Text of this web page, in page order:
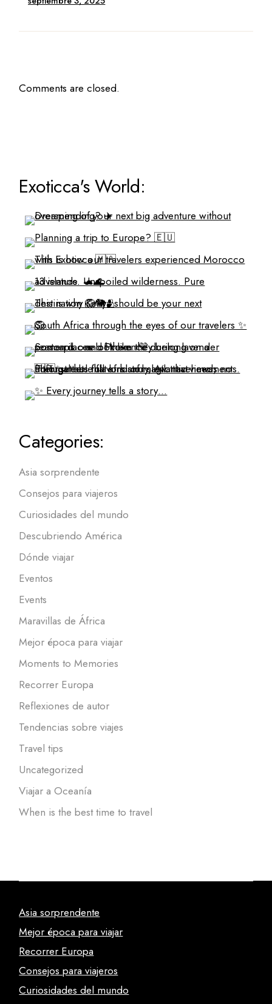
Comments are closed.
Exoticca's World:
Categories:
Asia sorprendente
Consejos para viajeros
Curiosidades del mundo
Descubriendo América
Dónde viajar
Eventos
Events
Maravillas de África
Mejor época para viajar
Moments to Memories
Recorrer Europa
Reflexiones de autor
Tendencias sobre viajes
Travel tips
Uncategorized
Viajar a Oceanía
When is the best time to travel
Asia sorprendente
Mejor época para viajar
Recorrer Europa
Consejos para viajeros
Curiosidades del mundo